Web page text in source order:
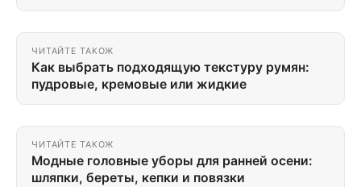
ЧИТАЙТЕ ТАКОЖ
Как выбрать подходящую текстуру румян:
пудровые, кремовые или жидкие
ЧИТАЙТЕ ТАКОЖ
Модные головные уборы для ранней осени:
шляпки, береты, кепки и повязки